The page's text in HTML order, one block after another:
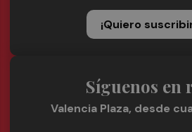
¡Quiero
Síguenos en
Valencia Plaza, desde